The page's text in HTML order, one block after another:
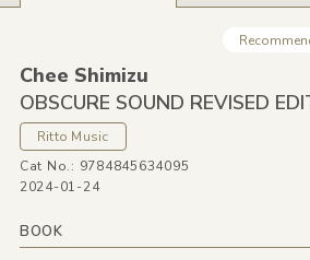
Chee Shimizu
OBSCURE SOUND REVISED
Ritto Music
Cat No.: 9784845634095
2024-01-24
BOOK